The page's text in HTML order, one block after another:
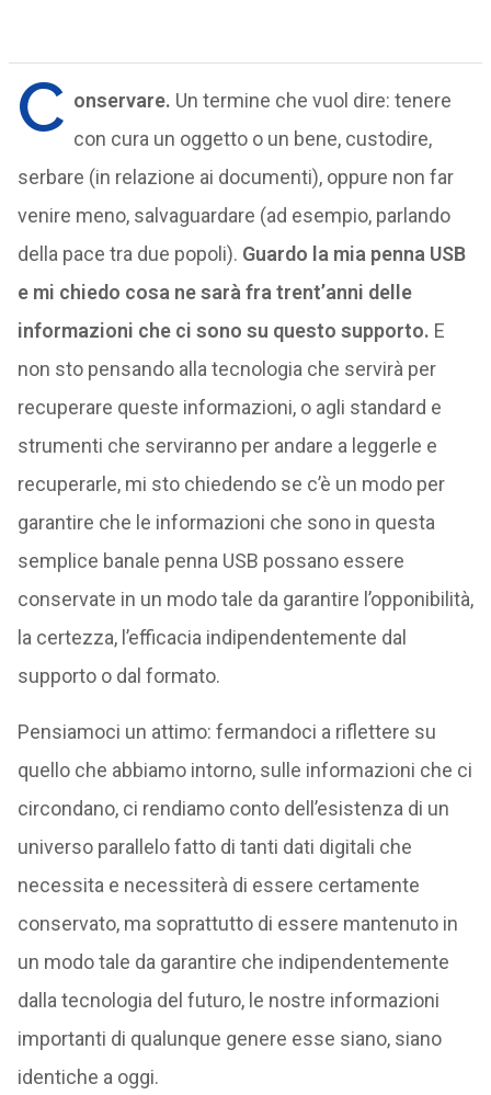
C onservare. Un termine che vuol dire: tenere
con cura un oggetto o un bene, custodire,
serbare (in relazione ai documenti), oppure non far
venire meno, salvaguardare (ad esempio, parlando
della pace tra due popoli). Guardo la mia penna USB
e mi chiedo cosa ne sarà fra trent’anni delle
informazioni che ci sono su questo supporto. E
non sto pensando alla tecnologia che servirà per
recuperare queste informazioni, o agli standard e
strumenti che serviranno per andare a leggerle e
recuperarle, mi sto chiedendo se c’è un modo per
garantire che le informazioni che sono in questa
semplice banale penna USB possano essere
conservate in un modo tale da garantire l’opponibilità,
la certezza, l’efficacia indipendentemente dal
supporto o dal formato.
Pensiamoci un attimo: fermandoci a riflettere su
quello che abbiamo intorno, sulle informazioni che ci
circondano, ci rendiamo conto dell’esistenza di un
universo parallelo fatto di tanti dati digitali che
necessita e necessiterà di essere certamente
conservato, ma soprattutto di essere mantenuto in
un modo tale da garantire che indipendentemente
dalla tecnologia del futuro, le nostre informazioni
importanti di qualunque genere esse siano, siano
identiche a oggi.